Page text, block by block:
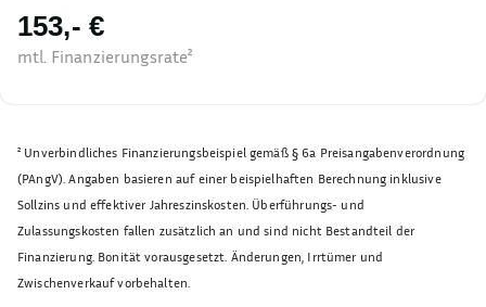
153,- €
mtl. Finanzierungsrate²
² Unverbindliches Finanzierungsbeispiel gemäß § 6a Preisangabenverordnung
(PAngV). Angaben basieren auf einer beispielhaften Berechnung inklusive
Sollzins und effektiver Jahreszinskosten. Überführungs- und
Zulassungskosten fallen zusätzlich an und sind nicht Bestandteil der
Finanzierung. Bonität vorausgesetzt. Änderungen, Irrtümer und
Zwischenverkauf vorbehalten.